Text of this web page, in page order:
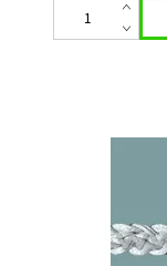
Určenie:na
hál, ihrísk a
1 m2 pri